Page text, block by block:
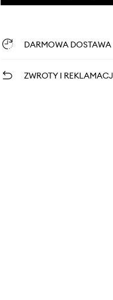
DARMOWA DOSTAWA
ZWROTY I